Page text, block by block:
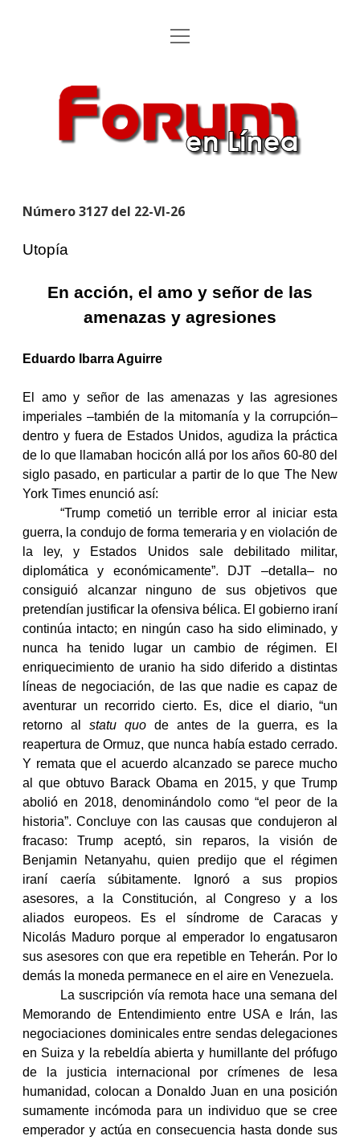
Inicio
Aportaciones
Forum en Línea
cascada
Archivo Revista 1991 – 2021
menú
Colibrí
Abrir
Forum
en
Número 3127 del 22-VI-26
Utopía
En acción, el amo y señor de las
amenazas y agresiones
Eduardo Ibarra Aguirre
El amo y señor de las amenazas y las agresiones
imperiales –también de la mitomanía y la corrupción–
dentro y fuera de Estados Unidos, agudiza la práctica
de lo que llamaban hocicón allá por los años 60-80 del
siglo pasado, en particular a partir de lo que The New
York Times enunció así:
“Trump cometió un terrible error al iniciar esta
guerra, la condujo de forma temeraria y en violación de
la ley, y Estados Unidos sale debilitado militar,
diplomática y económicamente”. DJT –detalla– no
consiguió alcanzar ninguno de sus objetivos que
pretendían justificar la ofensiva bélica. El gobierno iraní
continúa intacto; en ningún caso ha sido eliminado, y
nunca ha tenido lugar un cambio de régimen. El
enriquecimiento de uranio ha sido diferido a distintas
líneas de negociación, de las que nadie es capaz de
aventurar un recorrido cierto. Es, dice el diario, “un
retorno al statu quo de antes de la guerra, es la
reapertura de Ormuz, que nunca había estado cerrado.
Y remata que el acuerdo alcanzado se parece mucho
al que obtuvo Barack Obama en 2015, y que Trump
abolió en 2018, denominándolo como “el peor de la
historia”. Concluye con las causas que condujeron al
fracaso: Trump aceptó, sin reparos, la visión de
Benjamin Netanyahu, quien predijo que el régimen
iraní caería súbitamente. Ignoró a sus propios
asesores, a la Constitución, al Congreso y a los
aliados europeos. Es el síndrome de Caracas y
Nicolás Maduro porque al emperador lo engatusaron
sus asesores con que era repetible en Teherán. Por lo
demás la moneda permanece en el aire en Venezuela.
La suscripción vía remota hace una semana del
Memorando de Entendimiento entre USA e Irán, las
negociaciones dominicales entre sendas delegaciones
en Suiza y la rebeldía abierta y humillante del prófugo
de la justicia internacional por crímenes de lesa
humanidad, colocan a Donaldo Juan en una posición
sumamente incómoda para un individuo que se cree
emperador y actúa en consecuencia hasta donde sus